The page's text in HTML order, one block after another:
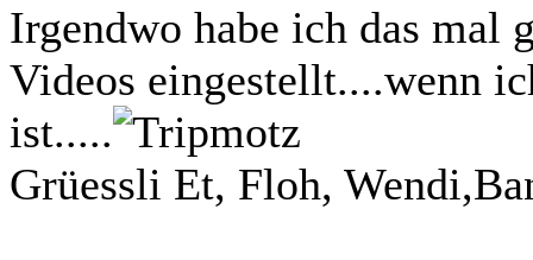
Irgendwo habe ich das mal
Videos eingestellt....wenn
ist.....
Grüessli Et, Floh,